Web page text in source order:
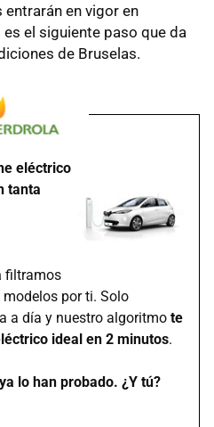
en vigor en
el siguiente paso que da
de Bruselas.
eléctrico
tanta
filtramos
por ti. Solo
a día y nuestro algoritmo te
ideal en 2 minutos.
lo han probado. ¿Y tú?